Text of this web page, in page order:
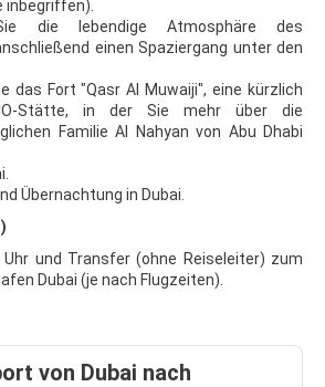
inbegriffen).
die lebendige Atmosphäre des
einen Spaziergang unter den
das Fort "Qasr Al Muwaiji", eine kürzlich
Stätte, in der Sie mehr über die
Familie Al Nahyan von Abu Dhabi
Übernachtung in Dubai.
und Transfer (ohne Reiseleiter) zum
Dubai (je nach Flugzeiten).
von Dubai nach